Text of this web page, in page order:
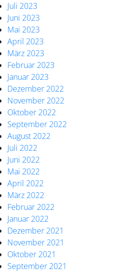
Juli 2023
Juni 2023
Mai 2023
April 2023
März 2023
Februar 2023
Januar 2023
Dezember 2022
November 2022
Oktober 2022
September 2022
August 2022
Juli 2022
Juni 2022
Mai 2022
April 2022
März 2022
Februar 2022
Januar 2022
Dezember 2021
November 2021
Oktober 2021
September 2021